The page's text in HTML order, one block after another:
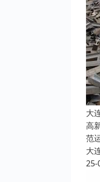
大
高
范
大
25-